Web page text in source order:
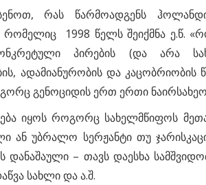
რას წარმოადგენს
1998 წელს შეიქმნა ე.წ.
პირების (და არა
ადამიანურობის და კაცობრიობის
გენოციდის ერთ ერთი
იყოს როგორც სახელმწიფოს
ან უბრალო სერჟანტი თუ
დანაშაული – თავს დაესხა
სახლი და ა.შ.